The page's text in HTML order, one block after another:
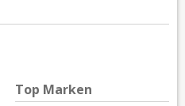
Top Marken